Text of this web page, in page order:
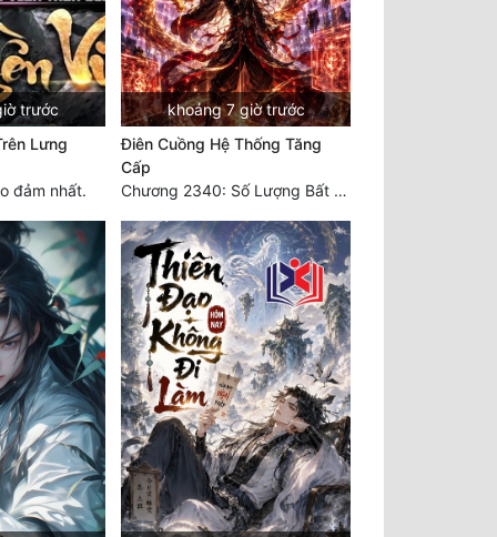
trước
Lưng
đảm nhất.
khoảng 7 giờ trước
Điên Cuồng Hệ Thống Tăng
Cấp
Chương 2340: Số Lượng Bất Túc!